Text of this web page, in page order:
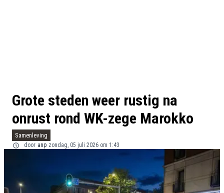
Grote steden weer rustig na
onrust rond WK-zege Marokko
Samenleving
door anp zondag, 05 juli 2026 om 1:43